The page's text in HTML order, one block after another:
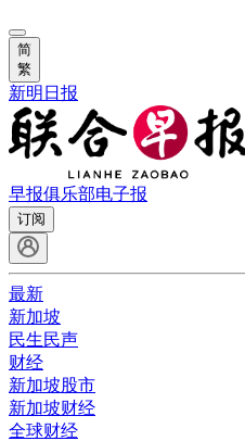
简
繁
新明日报
早报俱乐部电子报
订阅
最新
新加坡
民生民声
财经
新加坡股市
新加坡财经
全球财经